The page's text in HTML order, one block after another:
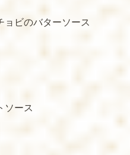
ョビのバターソース
ソース